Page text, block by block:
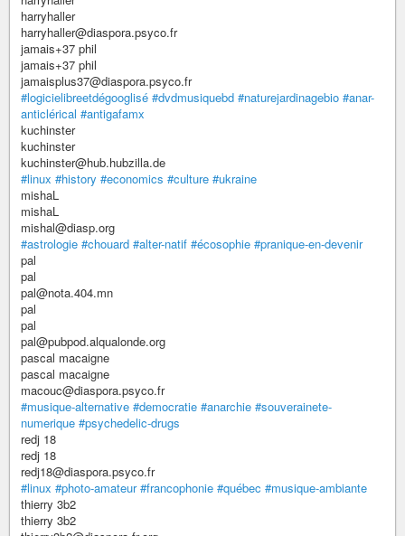
harryhaller
harryhaller@diaspora.psyco.fr
jamais+37 phil
jamais+37 phil
jamaisplus37@diaspora.psyco.fr
#logicielibreetdégooglisé #dvdmusiquebd #naturejardinagebio #anar-
anticlérical #antigafamx
kuchinster
kuchinster
kuchinster@hub.hubzilla.de
#linux #history #economics #culture #ukraine
mishaL
mishaL
mishal@diasp.org
#astrologie #chouard #alter-natif #écosophie #pranique-en-devenir
pal
pal
pal@nota.404.mn
pal
pal
pal@pubpod.alqualonde.org
pascal macaigne
pascal macaigne
macouc@diaspora.psyco.fr
#musique-alternative #democratie #anarchie #souverainete-
numerique #psychedelic-drugs
redj 18
redj 18
redj18@diaspora.psyco.fr
#linux #photo-amateur #francophonie #québec #musique-ambiante
thierry 3b2
thierry 3b2